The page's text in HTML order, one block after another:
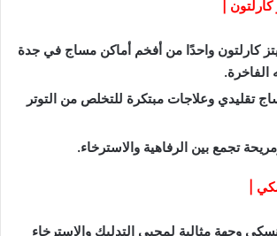
كارلتون واحدًا من أفخم أماكن مساج في جدة
الفاخرة.
تقليدي وعلاجات مبتكرة للتخلص من التوتر
تجمع بين الرفاهية والاسترخاء.
وجهة مثالية لمحبي التدليك والاسترخاء